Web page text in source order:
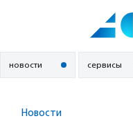
новости сервисы
Новости